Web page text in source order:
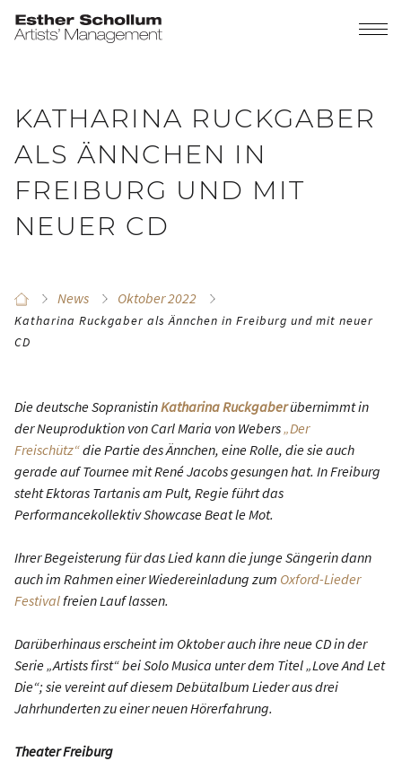
KATHARINA RUCKGABER
ALS ÄNNCHEN IN
FREIBURG UND MIT
NEUER CD
News Oktober 2022
Katharina Ruckgaber als Ännchen in Freiburg und mit neuer
CD
Die deutsche SopranistinKatharina Ruckgaberübernimmt in
der Neuproduktion von Carl Maria von Webers„Der
Freischütz“die Partie des Ännchen, eine Rolle, die sie auch
gerade auf Tournee mit René Jacobs gesungen hat. In Freiburg
steht Ektoras Tartanis am Pult, Regie führt das
Performancekollektiv Showcase Beat le Mot.
Ihrer Begeisterung für das Lied kann die junge Sängerin dann
auch im Rahmen einer Wiedereinladung zum Oxford-Lieder
Festivalfreien Lauf lassen.
Darüberhinaus erscheint im Oktober auch ihre neue CD in der
Serie „Artists first“ bei Solo Musica unter dem Titel „Love And Let
Die“; sie vereint auf diesem Debütalbum Lieder aus drei
Jahrhunderten zu einer neuen Hörerfahrung.
Theater Freiburg